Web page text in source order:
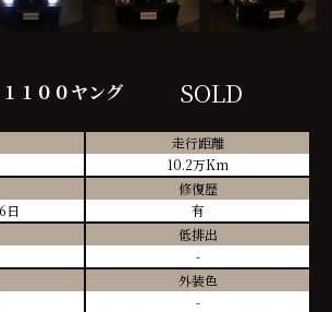
１００ヤング SOLD
走行距離
10.2万Km
日
修復歴
有
低排出
-
外装色
-